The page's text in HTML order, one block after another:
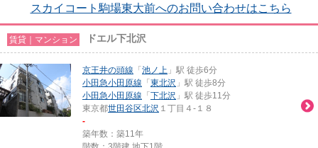
スカイコート駒場東大前へのお問い合わせはこちら
賃貸｜マンション ドエル下北沢
京王井の頭線 「 池ノ上 」駅 徒歩6分
小田急小田原線 「 東北沢 」駅 徒歩8分
小田急小田原線 「 下北沢 」駅 徒歩11分
東京都世田谷区北沢 １丁目４-１８
-
築年数：築11年